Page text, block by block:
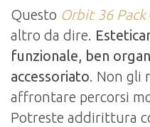
Questo Orbit 36 Pack
altro da dire.
funzionale, ben
accessoriato. Non gli
affrontare percorsi
Potreste addirittura